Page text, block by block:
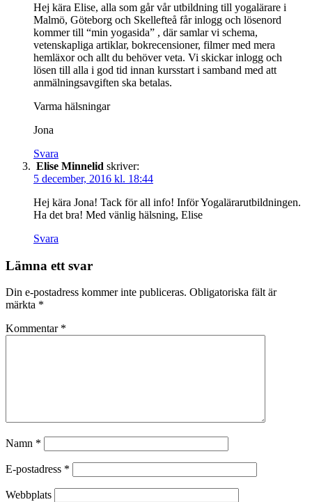
Hej kära Elise, alla som går vår utbildning till yogalärare i
Malmö, Göteborg och Skellefteå får inlogg och lösenord
kommer till “min yogasida” , där samlar vi schema,
vetenskapliga artiklar, bokrecensioner, filmer med mera
hemläxor och allt du behöver veta. Vi skickar inlogg och
lösen till alla i god tid innan kursstart i samband med att
anmälningsavgiften ska betalas.
Varma hälsningar
Jona
Svara
Elise Minnelid skriver:
5 december, 2016 kl. 18:44
Hej kära Jona! Tack för all info! Inför Yogalärarutbildningen.
Ha det bra! Med vänlig hälsning, Elise
Svara
Lämna ett svar
Din e-postadress kommer inte publiceras. Obligatoriska fält är
märkta *
Kommentar *
Namn *
E-postadress *
Webbplats